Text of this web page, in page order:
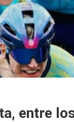
entre